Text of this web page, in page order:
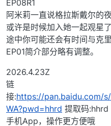
EP08R1
阿米莉一直说格拉斯戴尔的
或许是时候加入她一起观星
途中你可能还会有时间与克
EP01简介部分略有调整。
2026.4.23Z
链
接:https://pan.baidu.com/s/
WA?pwd=hhrd 提取码:hhrd
手机App，操作更方便哦